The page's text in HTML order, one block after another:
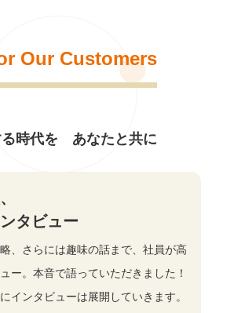
Our Customers
る時代を あなたと共に
タビュー
、さらには趣味の話まで、社員が高
ー。本音で語っていただきました！
インタビューは展開していきます。